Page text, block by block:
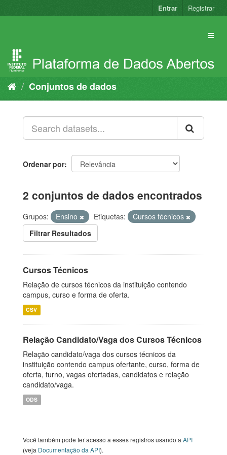
para
Entrar Registrar
Conjuntos de dados
Ordenar por
2 conjuntos de dados encontrados
Grupos: Ensino Etiquetas:
Cursos técnicos
Filtrar Resultados
Cursos Técnicos
Relação de cursos técnicos da instituição contendo
campus, curso e forma de oferta.
CSV
Relação Candidato/Vaga dos Cursos Técnicos
Relação candidato/vaga dos cursos técnicos da
instituição contendo campus ofertante, curso, forma de
oferta, turno, vagas ofertadas, candidatos e relação
candidato/vaga.
ODS
Você também pode ter acesso a esses registros usando aAPI
(veja Documentação da API).